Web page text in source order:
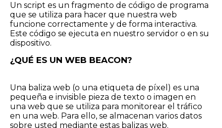
Un script es un fragmento de código de programa
que se utiliza para hacer que nuestra web
funcione correctamente y de forma interactiva.
Este código se ejecuta en nuestro servidor o en su
dispositivo.
¿QUÉ ES UN WEB BEACON?
Una baliza web (o una etiqueta de píxel) es una
pequeña e invisible pieza de texto o imagen en
una web que se utiliza para monitorear el tráfico
en una web. Para ello, se almacenan varios datos
sobre usted mediante estas balizas web.